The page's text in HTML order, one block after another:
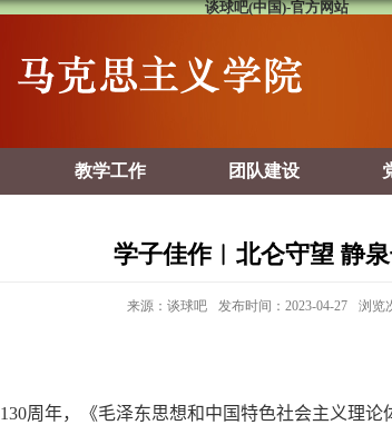
谈球吧(中国)-官方网站
教学工作 团队建设
学子佳作︱北仑守望 静
来源：谈球吧 发布时间：2023-04-27 浏览
130周年，《毛泽东思想和中国特色社会主义理论